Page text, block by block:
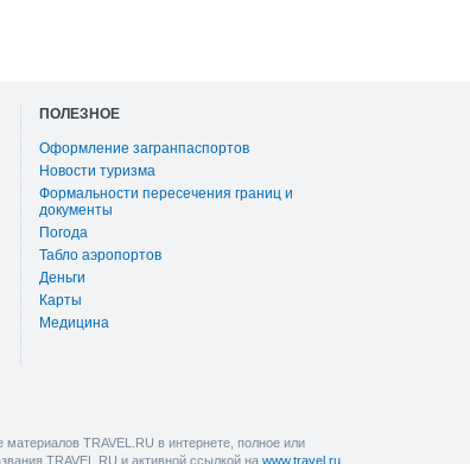
ПОЛЕЗНОЕ
Оформление загранпаспортов
Новости туризма
Формальности пересечения границ и
документы
Погода
Табло аэропортов
Деньги
Карты
Медицина
TRAVEL.RU в интернете, полное или
TRAVEL.RU и активной ссылкой на www.travel.ru